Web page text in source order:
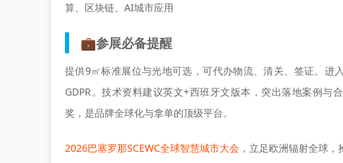
算、区块链、AI城市应用
💼参展必备提醒
提供9㎡标准展位与光地可选，可代办物流、清关、签证。
GDPR。技术资料建议英文+西班牙文版本，突出落地案例
奖，是品牌全球化与拿单的顶级平台。
2026巴塞罗那SCEWC全球智慧城市大会 ，立足欧洲辐射全球，